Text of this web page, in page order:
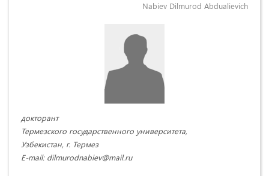
Nabiev Dilmurod Abdualievich
докторант
Термезского государственного университета,
Узбекистан, г. Термез
E-mail: dilmurodnabiev@mail.ru